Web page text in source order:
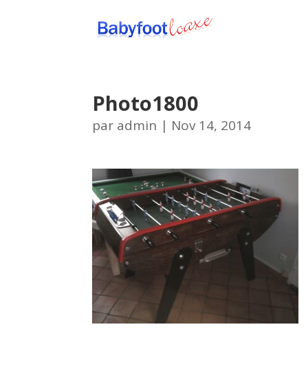
Photo1800
par admin | Nov 14, 2014